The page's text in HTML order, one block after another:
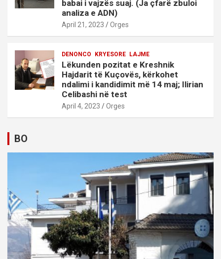
babai i vajzës suaj. (Ja çfarë zbuloi
analiza e ADN)
April 21, 2023 Orges
DENONCO KRYESORE LAJME
Lëkunden pozitat e Kreshnik
Hajdarit të Kuçovës, kërkohet
ndalimi i kandidimit më 14 maj; Ilirian
Celibashi në test
April 4, 2023 Orges
BO